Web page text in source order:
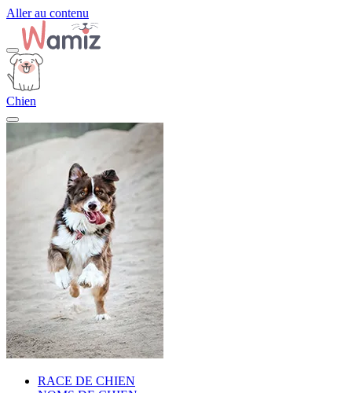
Aller au contenu
Chien
RACE DE CHIEN